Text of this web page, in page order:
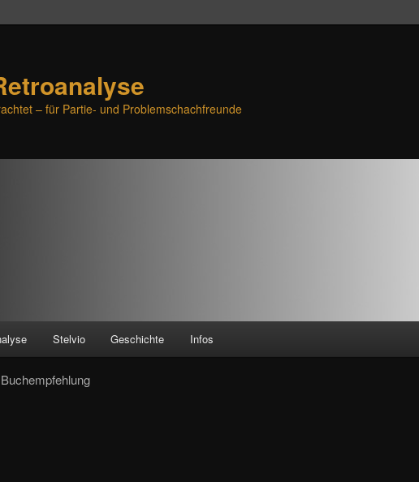
– für Partie- und Problemschachfreunde
Stelvio Geschichte Infos